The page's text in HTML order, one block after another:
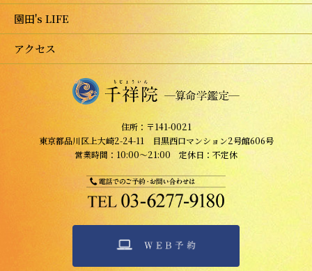
園田's LIFE
アクセス
住所：〒141-0021
東京都品川区上大崎2-24-11 目黒西口マンション2号館606号
営業時間：10:00～21:00 定休日：不定休